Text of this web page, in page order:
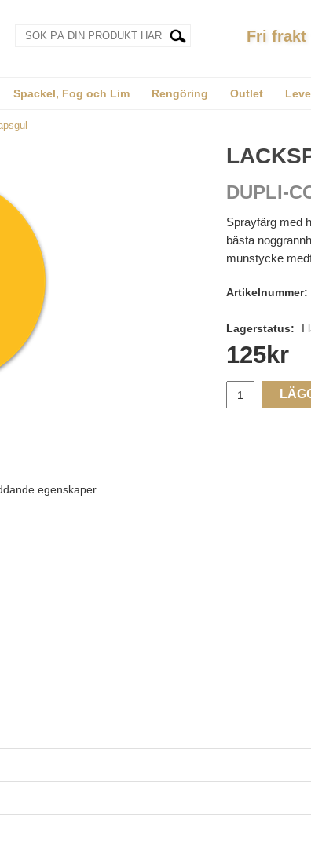
Fri frakt
Spackel, Fog och Lim Rengöring Outlet
DUPLI-
Sprayfärg med
bästa
munstycke
Artikelnummer:
Lagerstatus: I
125kr
egenskaper.